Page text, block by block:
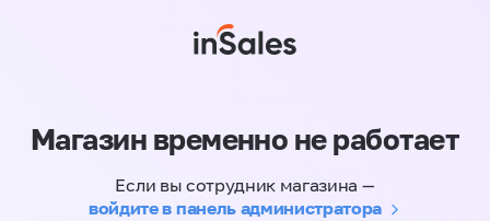
Магазин временно не работает
Если вы сотрудник магазина —
войдите в панель администратора